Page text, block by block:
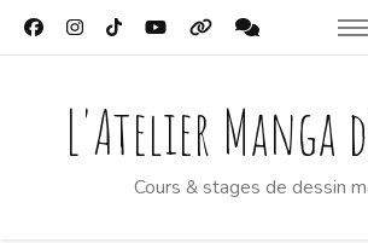
L'Atelier Manga
Cours & stages de dessin